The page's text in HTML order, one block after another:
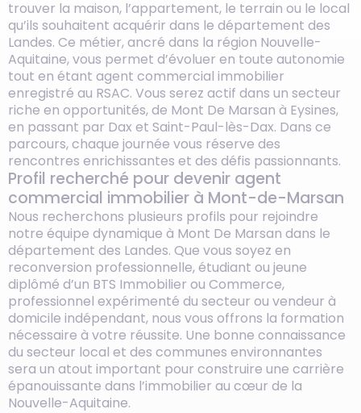
trouver la maison, l’appartement, le terrain ou le local
qu’ils souhaitent acquérir dans le département des
Landes. Ce métier, ancré dans la région Nouvelle-
Aquitaine, vous permet d’évoluer en toute autonomie
tout en étant agent commercial immobilier
enregistré au RSAC. Vous serez actif dans un secteur
riche en opportunités, de Mont De Marsan à Eysines,
en passant par Dax et Saint-Paul-lès-Dax. Dans ce
parcours, chaque journée vous réserve des
rencontres enrichissantes et des défis passionnants.
Profil recherché pour devenir agent
commercial immobilier à Mont-de-Marsan
Nous recherchons plusieurs profils pour rejoindre
notre équipe dynamique à Mont De Marsan dans le
département des Landes. Que vous soyez en
reconversion professionnelle, étudiant ou jeune
diplômé d’un BTS Immobilier ou Commerce,
professionnel expérimenté du secteur ou vendeur à
domicile indépendant, nous vous offrons la formation
nécessaire à votre réussite. Une bonne connaissance
du secteur local et des communes environnantes
sera un atout important pour construire une carrière
épanouissante dans l’immobilier au cœur de la
Nouvelle-Aquitaine.